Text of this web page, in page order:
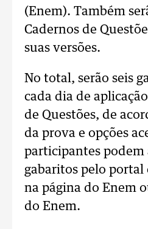
(Enem). Também
Cadernos de
suas versões.
No total, serão seis
cada dia de
de Questões, de
da prova e opções
participantes podem
gabaritos pelo portal
na página do Enem
do Enem.